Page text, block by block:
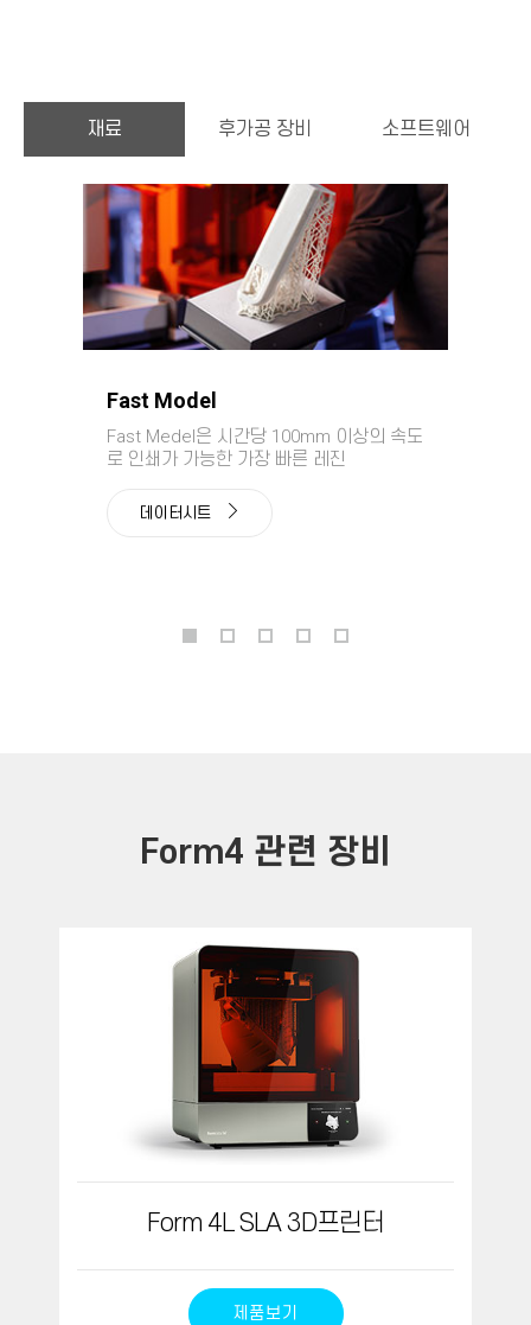
재료 후가공 장비 소프트웨어
Fast Model
Fast Medel은 시간당 100mm 이상의 속도
로 인쇄가 가능한 가장 빠른 레진
데이터시트
Form4 관련 장비
Form 4L SLA 3D프린터
제품보기